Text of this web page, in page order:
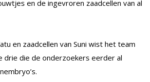
en de ingevroren zaadcellen van al
en zaadcellen van Suni wist het team
drie die de onderzoekers eerder al